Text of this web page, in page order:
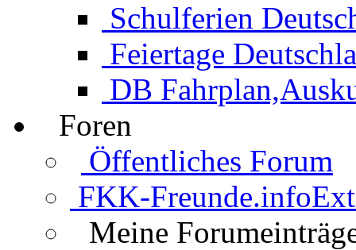
Schulferien
Feiertage
DB
Foren
Öffentliches Forum
FKK-Freunde.info
Meine